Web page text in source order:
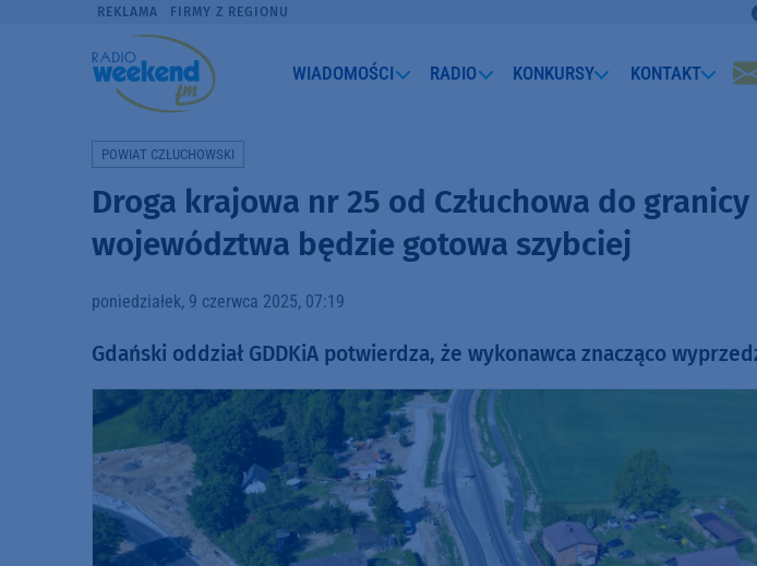
REKLAMA FIRMY Z REGIONU
WIADOMOŚCI RADIO KONKURSY KONTAKT
POWIAT CZŁUCHOWSKI
Droga krajowa nr 25 od Człuchowa do granicy
województwa będzie gotowa szybciej
poniedziałek, 9 czerwca 2025, 07:19
Gdański oddział GDDKiA potwierdza, że wykonawca znacząco